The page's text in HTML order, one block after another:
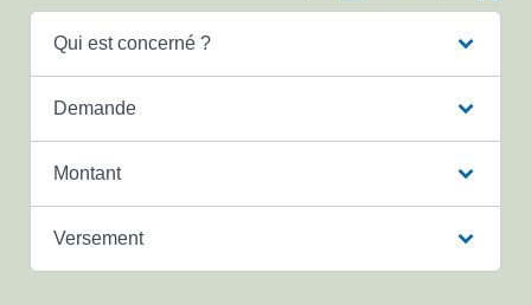
Qui est concerné ?
Demande
Montant
Versement